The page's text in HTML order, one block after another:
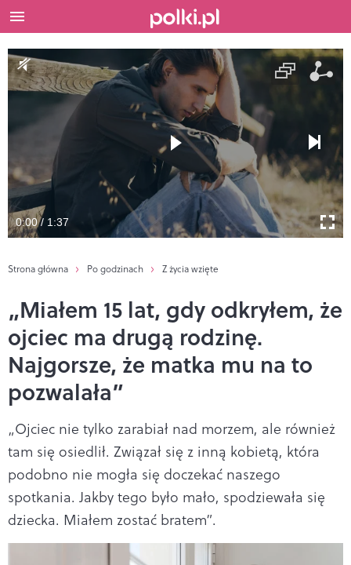
0:00 / 1:37
Strona główna Po godzinach Z życia wzięte
„Miałem 15 lat, gdy odkryłem, że
ojciec ma drugą rodzinę.
Najgorsze, że matka mu na to
pozwalała”
„Ojciec nie tylko zarabiał nad morzem, ale również
tam się osiedlił. Związał się z inną kobietą, która
podobno nie mogła się doczekać naszego
spotkania. Jakby tego było mało, spodziewała się
dziecka. Miałem zostać bratem”.